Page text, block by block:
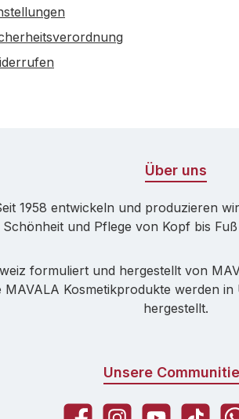
Über uns
1958 entwickeln und produzieren
und Pflege von Kopf bis
formuliert und hergestellt von
Kosmetikprodukte werden
hergestellt.
Unsere